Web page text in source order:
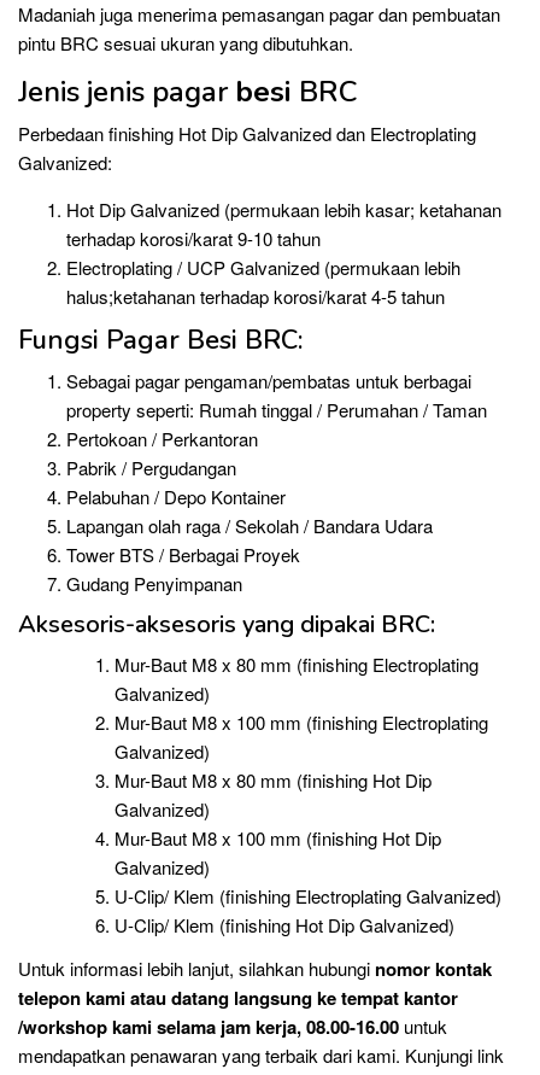
Madaniah juga menerima pemasangan pagar dan pembuatan
pintu BRC sesuai ukuran yang dibutuhkan.
Jenis jenis pagar besi BRC
Perbedaan finishing Hot Dip Galvanized dan Electroplating
Galvanized:
Hot Dip Galvanized (permukaan lebih kasar; ketahanan
terhadap korosi/karat 9-10 tahun
Electroplating / UCP Galvanized (permukaan lebih
halus;ketahanan terhadap korosi/karat 4-5 tahun
Fungsi Pagar Besi BRC:
Sebagai pagar pengaman/pembatas untuk berbagai
property seperti: Rumah tinggal / Perumahan / Taman
Pertokoan / Perkantoran
Pabrik / Pergudangan
Pelabuhan / Depo Kontainer
Lapangan olah raga / Sekolah / Bandara Udara
Tower BTS / Berbagai Proyek
Gudang Penyimpanan
Aksesoris-aksesoris yang dipakai BRC:
Mur-Baut M8 x 80 mm (finishing Electroplating
Galvanized)
Mur-Baut M8 x 100 mm (finishing Electroplating
Galvanized)
Mur-Baut M8 x 80 mm (finishing Hot Dip
Galvanized)
Mur-Baut M8 x 100 mm (finishing Hot Dip
Galvanized)
U-Clip/ Klem (finishing Electroplating Galvanized)
U-Clip/ Klem (finishing Hot Dip Galvanized)
Untuk informasi lebih lanjut, silahkan hubungi nomor kontak
teleponkami atau datang langsung ke tempat kantor
/workshop kami selama jam kerja, 08.00-16.00 untuk
mendapatkan penawaran yang terbaik dari kami. Kunjungi link